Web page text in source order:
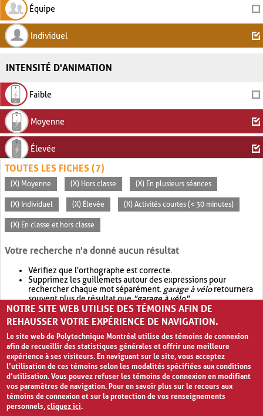
Équipe
Individuel
INTENSITÉ D'ANIMATION
Faible
Moyenne
Élevée
TOUTES LES FICHES (7)
(X) Moyenne (X) Hors classe (X) En plusieurs séances
(X) Individuel (X) Élevée (X) Activités courtes (< 30 minutes)
(X) En classe et hors classe
Votre recherche n'a donné aucun résultat
Vérifiez que l'orthographe est correcte.
Supprimez les guillemets autour des expressions pour
rechercher chaque mot séparément. garage à véloretournera
souvent plus de résultat que"garage à vélo".
Envisagez d'élargir votre recherche avec OR.garage OR vélo
retournera souvent plus de résultat quegarage à vélo
NOTRE SITE WEB UTILISE DES TÉMOINS AFIN DE
REHAUSSER VOTRE EXPÉRIENCE DE NAVIGATION.
Le site web de Polytechnique Montréal utilise des témoins de connexion
afin de recueillir des statistiques générales et offrir une meilleure
expérience à ses visiteurs. En naviguant sur le site, vous acceptez
l’utilisation de ces témoins selon les modalités spécifiées aux conditions
d’utilisation. Vous pouvez refuser les témoins de connexion en modifiant
vos paramètres de navigation. Pour en savoir plus sur le recours aux
témoins de connexion et sur la protection de vos renseignements
personnels,cliquez ici.